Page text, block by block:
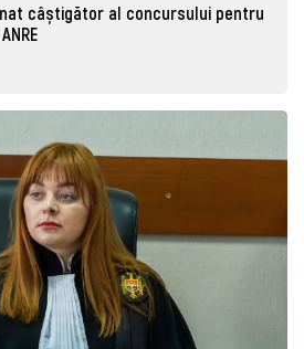
câștigător al concursului pentru